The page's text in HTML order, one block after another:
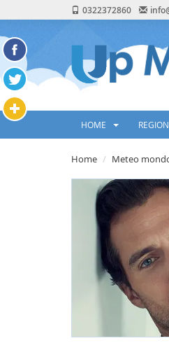
0322372860
HOME
Home Meteo